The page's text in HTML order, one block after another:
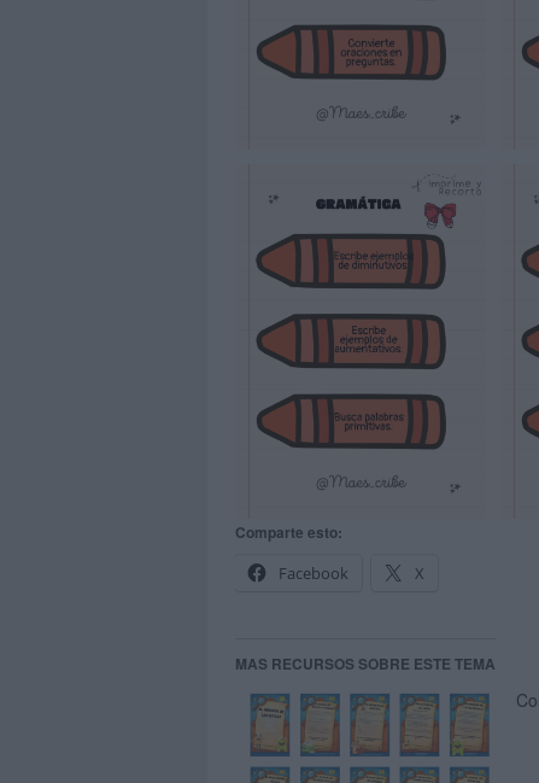
Comparte esto:
Facebook
X
MAS RECURSOS SOBRE ESTE TEMA